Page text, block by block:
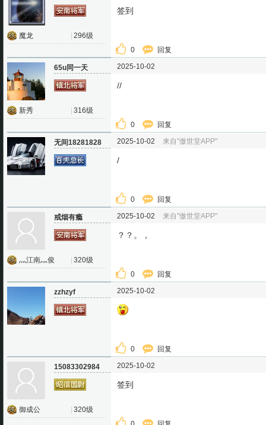
魔龙 296级
签到
0 回复
65u同一天
新秀 316级
2025-10-02
//
0 回复
无间18281828 2025-10-02 来自"傲世堂APP"
/
0 回复
戒烟有瘾
灬江南灬俊 320级
2025-10-02 来自"傲世堂APP"
？？。，
0 回复
zzhzyf 2025-10-02
0 回复
15083302984
御成公 320级
2025-10-02
签到